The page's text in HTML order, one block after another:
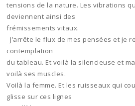
tensions de la nature. Les vibrations
deviennent ainsi des
frémissements vitaux.
J’arrête le flux de mes pensées et je
contemplation
du tableau. Et voilà la silencieuse et
voilà ses muscles.
Voilà la femme. Et les ruisseaux qui
glisse sur ces lignes